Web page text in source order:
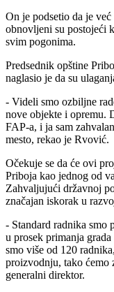
On je podsetio da je
obnovljeni su postojeći
svim pogonima.
Predsednik opštine
naglasio je da su
- Videli smo ozbiljne
nove objekte i opremu.
FAP-a, i ja sam
mesto, rekao je Rvović.
Očekuje se da će ovi
Priboja kao jednog od
Zahvaljujući državnoj
značajan iskorak u
- Standard radnika smo
u prosek primanja
smo više od 120
proizvodnju, tako ćemo
generalni direktor.